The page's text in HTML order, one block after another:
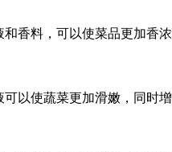
料，可以使菜品更加香浓
使蔬菜更加滑嫩，同时增